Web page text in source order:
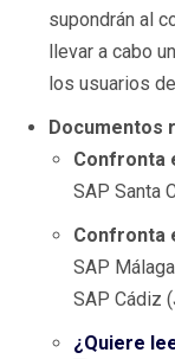
supondrán al
llevar a cabo
los usuarios
Documentos
Confronta
SAP Santa
Confronta
SAP
SAP Cádiz
¿Quiere